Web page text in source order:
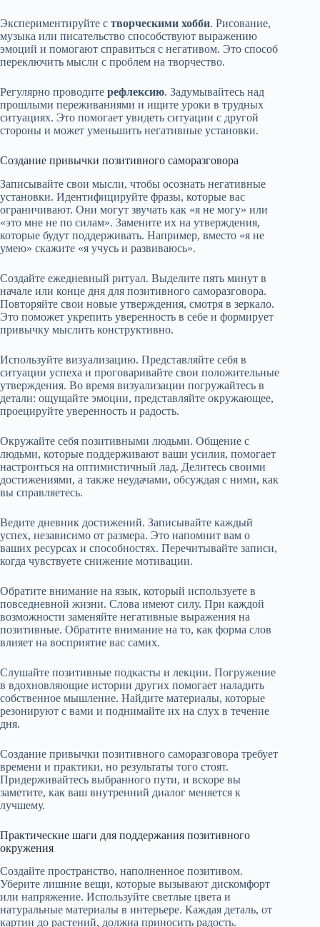
Экспериментируйте с творческими хобби. Рисование,
музыка или писательство способствуют выражению
эмоций и помогают справиться с негативом. Это способ
переключить мысли с проблем на творчество.
Регулярно проводите рефлексию. Задумывайтесь над
прошлыми переживаниями и ищите уроки в трудных
ситуациях. Это помогает увидеть ситуации с другой
стороны и может уменьшить негативные установки.
Создание привычки позитивного саморазговора
Записывайте свои мысли, чтобы осознать негативные
установки. Идентифицируйте фразы, которые вас
ограничивают. Они могут звучать как «я не могу» или
«это мне не по силам». Замените их на утверждения,
которые будут поддерживать. Например, вместо «я не
умею» скажите «я учусь и развиваюсь».
Создайте ежедневный ритуал. Выделите пять минут в
начале или конце дня для позитивного саморазговора.
Повторяйте свои новые утверждения, смотря в зеркало.
Это поможет укрепить уверенность в себе и формирует
привычку мыслить конструктивно.
Используйте визуализацию. Представляйте себя в
ситуации успеха и проговаривайте свои положительные
утверждения. Во время визуализации погружайтесь в
детали: ощущайте эмоции, представляйте окружающее,
проецируйте уверенность и радость.
Окружайте себя позитивными людьми. Общение с
людьми, которые поддерживают ваши усилия, помогает
настроиться на оптимистичный лад. Делитесь своими
достижениями, а также неудачами, обсуждая с ними, как
вы справляетесь.
Ведите дневник достижений. Записывайте каждый
успех, независимо от размера. Это напомнит вам о
ваших ресурсах и способностях. Перечитывайте записи,
когда чувствуете снижение мотивации.
Обратите внимание на язык, который используете в
повседневной жизни. Слова имеют силу. При каждой
возможности заменяйте негативные выражения на
позитивные. Обратите внимание на то, как форма слов
влияет на восприятие вас самих.
Слушайте позитивные подкасты и лекции. Погружение
в вдохновляющие истории других помогает наладить
собственное мышление. Найдите материалы, которые
резонируют с вами и поднимайте их на слух в течение
дня.
Создание привычки позитивного саморазговора требует
времени и практики, но результаты того стоят.
Придерживайтесь выбранного пути, и вскоре вы
заметите, как ваш внутренний диалог меняется к
лучшему.
Практические шаги для поддержания позитивного
окружения
Создайте пространство, наполненное позитивом.
Уберите лишние вещи, которые вызывают дискомфорт
или напряжение. Используйте светлые цвета и
натуральные материалы в интерьере. Каждая деталь, от
картин до растений, должна приносить радость.